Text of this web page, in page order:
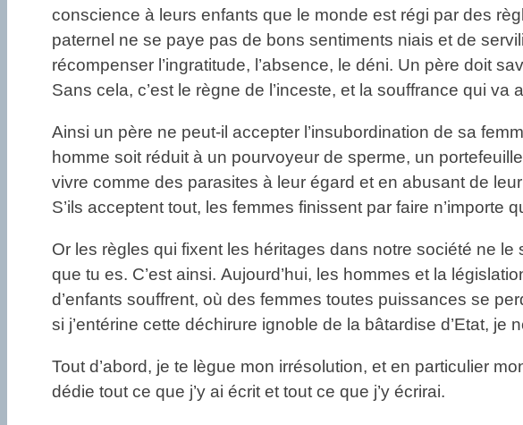
conscience à leurs enfants que le monde est régi par des
paternel ne se paye pas de bons sentiments niais et de
récompenser l’ingratitude, l’absence, le déni. Un père doit
Sans cela, c’est le règne de l’inceste, et la souffrance qui va
Ainsi un père ne peut-il accepter l’insubordination de sa
homme soit réduit à un pourvoyeur de sperme, un
vivre comme des parasites à leur égard et en abusant de
S’ils acceptent tout, les femmes finissent par faire
Or les règles qui fixent les héritages dans notre société ne
que tu es. C’est ainsi. Aujourd’hui, les hommes et la
d’enfants souffrent, où des femmes toutes puissances se
si j’entérine cette déchirure ignoble de la bâtardise d’Etat,
Tout d’abord, je te lègue mon irrésolution, et en particulier
dédie tout ce que j’y ai écrit et tout ce que j’y écrirai.